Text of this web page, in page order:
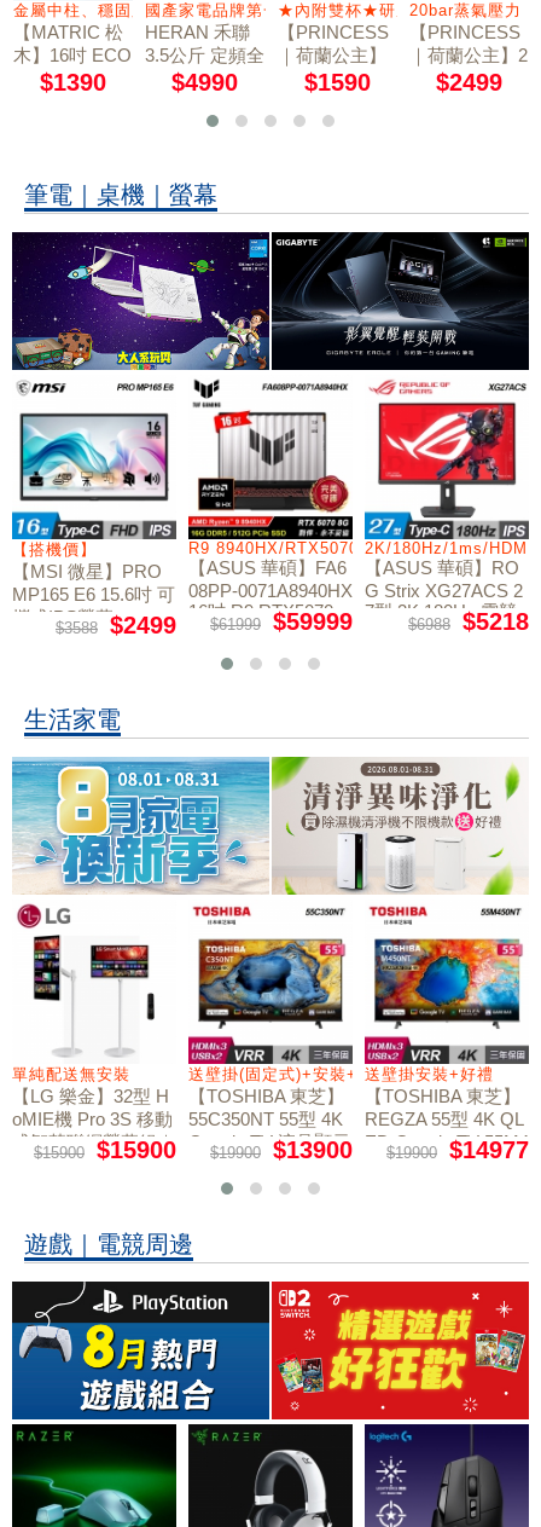
高速分享
金屬中柱、穩固又耐用
【MATRIC 松
木】16吋 ECO
節能風扇 MG-
$1390
國產家電品牌第一首選
HERAN 禾聯
3.5公斤 定頻全
自動洗衣機 H
送基本安裝
$4990
★內附雙杯★研磨杯/蔬果切碎杯
【PRINCESS
｜荷蘭公主】
不鏽鋼乾溼研
221030
$1590
20bar蒸氣壓力
【PRINCESS
｜荷蘭公主】2
0bar半自動義
$2499
筆電｜桌機｜螢幕
R9 8940HX/RTX5070/512GB/16G
【ASUS 華碩】FA6
08PP-0071A8940HX
16吋 R9 RTX5070
電競筆電
$61999 $59999
2K/180Hz/1ms/HDMI/DP/IPS/Type-C
【ASUS 華碩】RO
G Strix XG27ACS 2
7型 2K 180Hz 電競
螢幕$6988 $5218
C5-210H/16G/512G/
【MSI 微星】Cybor
g 15 B2RWFKG-891
TW 15.6吋 C5 RTX5
060 電競筆電
$49900 $38999
生活家電
送壁掛(固定式)+安裝+好禮贈
【TOSHIBA 東芝】
55C350NT 55型 4K
Google TV 液晶顯示
器｜含壁掛(固定式)
$19900 $13900
送壁掛安裝+好禮
【TOSHIBA 東芝】
REGZA 55型 4K QL
ED Google TV 55M4
50NT液晶顯示器｜
含壁掛(固定式)+安
$19900 $14977
送壁掛安裝+架子
【TOSHIBA 東芝】
REGZA 65型 4K QL
ED Google TV 65M4
50NT液晶顯示器｜
$36900 $19999
遊戲｜電競周邊